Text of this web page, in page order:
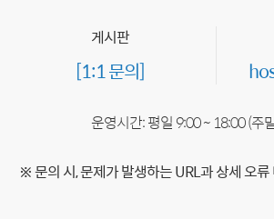
게시판
[1:1 문의]
운영시간: 평일 9:00 ~ 18:00 (주
※ 문의 시, 문제가 발생하는 URL과 상세 오